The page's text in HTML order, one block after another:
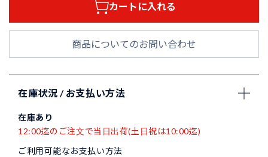
カートに入れる
商品についてのお問い合わせ
在庫状況 / お支払い方法
在庫あり
12:00迄のご注文で当日出荷(土日祝は10:00迄)
ご利用可能なお支払い方法